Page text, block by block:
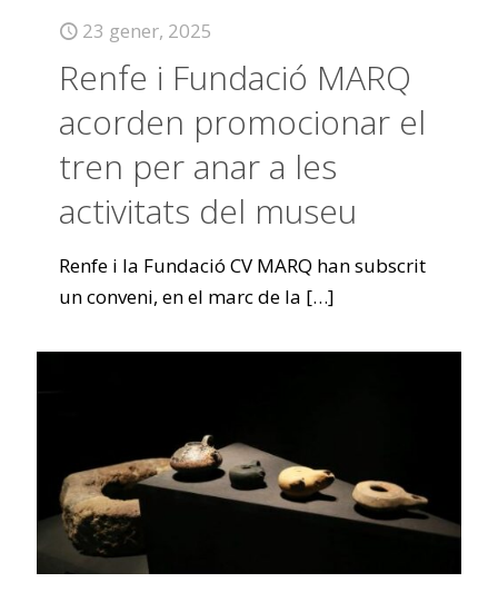
23 gener, 2025
Renfe i Fundació MARQ
acorden promocionar el
tren per anar a les
activitats del museu
Renfe i la Fundació CV MARQ han subscrit
un conveni, en el marc de la […]